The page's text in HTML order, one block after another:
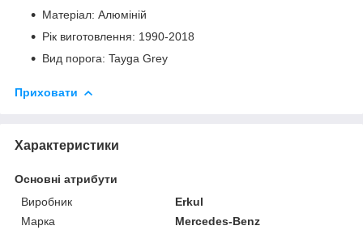
Матеріал: Алюміній
Рік виготовлення: 1990-2018
Вид порога: Tayga Grey
Приховати
Характеристики
Основні атрибути
Виробник
Erkul
Марка
Mercedes-Benz